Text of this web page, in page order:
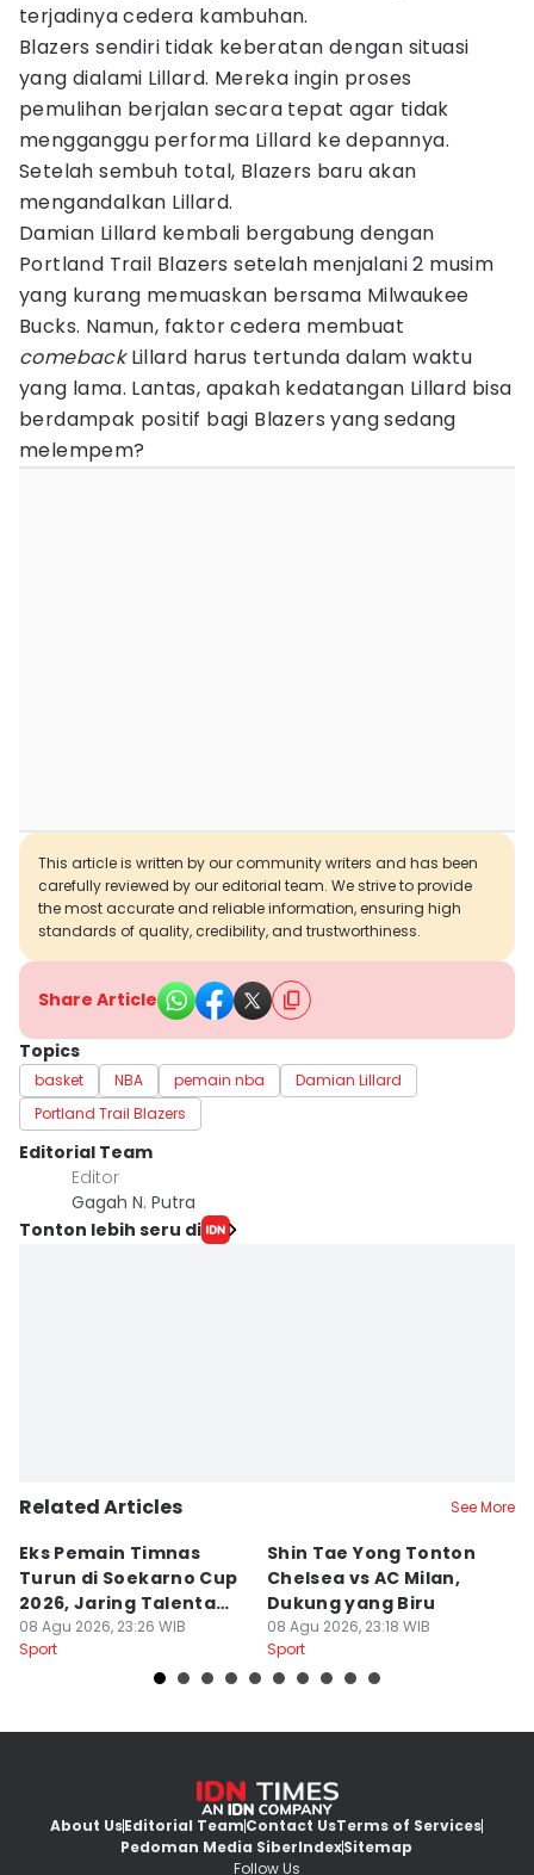
terjadinya cedera kambuhan.
Blazers sendiri tidak keberatan dengan situasi
yang dialami Lillard. Mereka ingin proses
pemulihan berjalan secara tepat agar tidak
mengganggu performa Lillard ke depannya.
Setelah sembuh total, Blazers baru akan
mengandalkan Lillard.
Damian Lillard kembali bergabung dengan
Portland Trail Blazers setelah menjalani 2 musim
yang kurang memuaskan bersama Milwaukee
Bucks. Namun, faktor cedera membuat
comebackLillard harus tertunda dalam waktu
yang lama. Lantas, apakah kedatangan Lillard bisa
berdampak positif bagi Blazers yang sedang
melempem?
This article is written by our community writers and has been
carefully reviewed by our editorial team. We strive to provide
the most accurate and reliable information, ensuring high
standards of quality, credibility, and trustworthiness.
Share Article
Topics
basket NBA pemain nba
Damian Lillard
Portland Trail Blazers
Editorial Team
Editor
Gagah N. Putra
Tonton lebih seru di
Related Articles See More
Eks Pemain Timnas
Turun di Soekarno Cup
2026, Jaring Talenta
Muda
08 Agu 2026, 23:26 WIB
Sport
Shin Tae Yong Tonton
Chelsea vs AC Milan,
Dukung yang Biru
08 Agu 2026, 23:18 WIB
Sport
About UsEditorial TeamContact UsTerms of Services
Pedoman Media SiberIndexSitemap
Follow Us